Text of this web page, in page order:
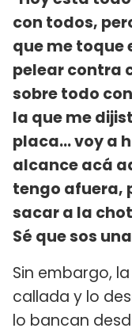
con todos,
que me toque
pelear contra
sobre todo
la que me
placa... voy a
alcance acá
tengo afuera,
sacar a la
Sé que sos
Sin embargo,
callada y lo
lo bancan